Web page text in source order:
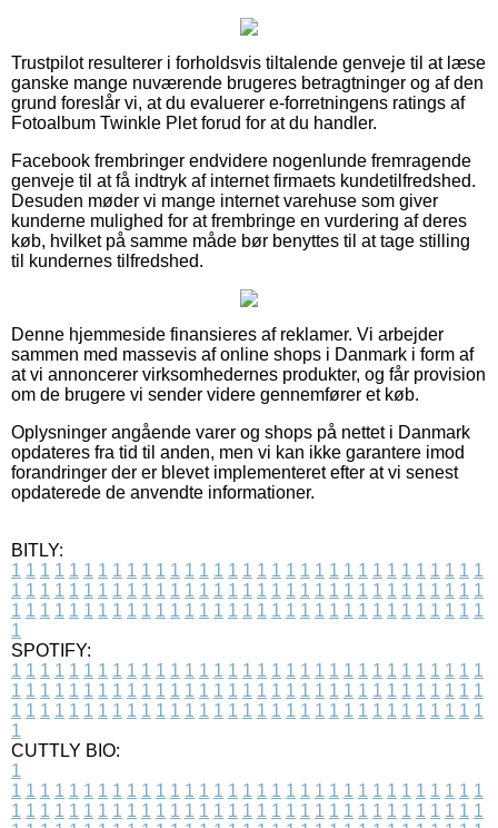
Trustpilot resulterer i forholdsvis tiltalende genveje til at læse
ganske mange nuværende brugeres betragtninger og af den
grund foreslår vi, at du evaluerer e-forretningens ratings af
Fotoalbum Twinkle Plet forud for at du handler.
Facebook frembringer endvidere nogenlunde fremragende
genveje til at få indtryk af internet firmaets kundetilfredshed.
Desuden møder vi mange internet varehuse som giver
kunderne mulighed for at frembringe en vurdering af deres
køb, hvilket på samme måde bør benyttes til at tage stilling
til kundernes tilfredshed.
Denne hjemmeside finansieres af reklamer. Vi arbejder
sammen med massevis af online shops i Danmark i form af
at vi annoncerer virksomhedernes produkter, og får provision
om de brugere vi sender videre gennemfører et køb.
Oplysninger angående varer og shops på nettet i Danmark
opdateres fra tid til anden, men vi kan ikke garantere imod
forandringer der er blevet implementeret efter at vi senest
opdaterede de anvendte informationer.
BITLY:
1 1 1 1 1 1 1 1 1 1 1 1 1 1 1 1 1 1 1 1 1 1 1 1 1 1 1 1 1 1 1 1 1
1 1 1 1 1 1 1 1 1 1 1 1 1 1 1 1 1 1 1 1 1 1 1 1 1 1 1 1 1 1 1 1 1
1 1 1 1 1 1 1 1 1 1 1 1 1 1 1 1 1 1 1 1 1 1 1 1 1 1 1 1 1 1 1 1 1
1
SPOTIFY:
1 1 1 1 1 1 1 1 1 1 1 1 1 1 1 1 1 1 1 1 1 1 1 1 1 1 1 1 1 1 1 1 1
1 1 1 1 1 1 1 1 1 1 1 1 1 1 1 1 1 1 1 1 1 1 1 1 1 1 1 1 1 1 1 1 1
1 1 1 1 1 1 1 1 1 1 1 1 1 1 1 1 1 1 1 1 1 1 1 1 1 1 1 1 1 1 1 1 1
1
CUTTLY BIO:
1
1 1 1 1 1 1 1 1 1 1 1 1 1 1 1 1 1 1 1 1 1 1 1 1 1 1 1 1 1 1 1 1 1
1 1 1 1 1 1 1 1 1 1 1 1 1 1 1 1 1 1 1 1 1 1 1 1 1 1 1 1 1 1 1 1 1